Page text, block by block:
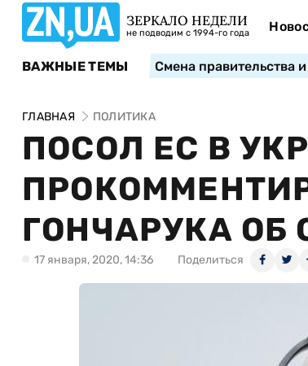
ЗЕРКАЛО НЕДЕЛИ
не подводим с 1994-го года
ВАЖНЫЕ ТЕМЫ Смена правительства
ГЛАВНАЯ ПОЛИТИКА
ПОСОЛ ЕС В
ГОНЧАРУКА ОБ
17 января, 2020, 14:36 Поделиться